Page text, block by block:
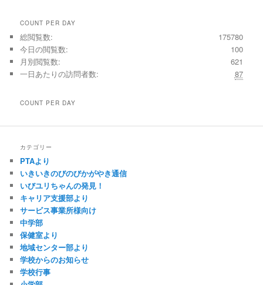
COUNT PER DAY
175780
総閲覧数:
100
今日の閲覧数:
621
月別閲覧数:
87
一日あたりの訪問者数:
COUNT PER DAY
カテゴリー
PTAより
いきいきのびのびかがやき通信
いびユリちゃんの発見！
キャリア支援部より
サービス事業所様向け
中学部
保健室より
地域センター部より
学校からのお知らせ
学校行事